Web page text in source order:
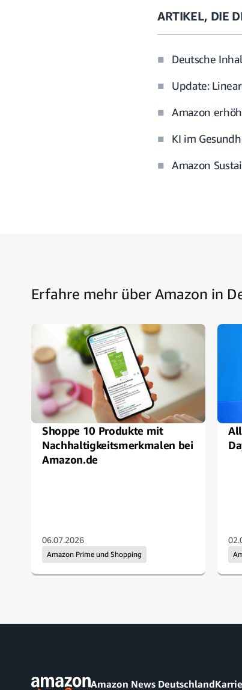
ARTIKEL, DIE
Deutsche
Update:
Amazon
KI im
Amazon
Erfahre mehr über Amazon in
Shoppe 10 Produkte mit
Nachhaltigkeitsmerkmalen bei
Amazon.de
Amazon Prime und Shopping
06.07.2026
Amazon News Deutschland